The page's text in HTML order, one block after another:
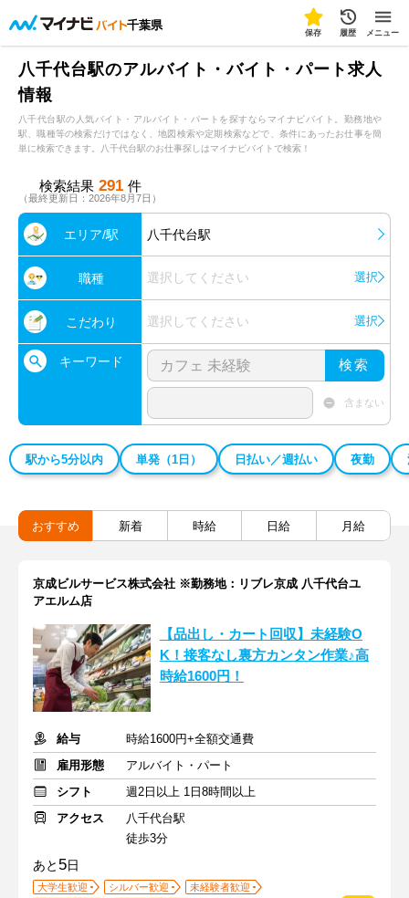
千葉県
保存 履歴 メニュー
八千代台駅のアルバイト・バイト・パート求人
情報
八千代台駅の人気バイト・アルバイト・パートを探すならマイナビバイト。勤務地や
駅、職種等の検索だけではなく、地図検索や定期検索などで、条件にあったお仕事を簡
単に検索できます。八千代台駅のお仕事探しはマイナビバイトで検索！
検索結果 291 件
（最終更新日：2026年8月7日）
エリア/駅 八千代台駅
職種 選択してください 選択
こだわり 選択してください 選択
キーワード 検索
含まない
駅から5分以内 単発（1日） 日払い／週払い 夜勤
おすすめ 新着 時給 日給 月給
京成ビルサービス株式会社 ※勤務地：リブレ京成 八千代台ユ
アエルム店
【品出し・カート回収】未経験O
K！接客なし裏方カンタン作業♪高
時給1600円！
給与
時給1600円+全額交通費
雇用形態
アルバイト・パート
シフト
週2日以上 1日8時間以上
アクセス
八千代台駅
徒歩3分
あと 5日
大学生歓迎 シルバー歓迎
未経験者歓迎